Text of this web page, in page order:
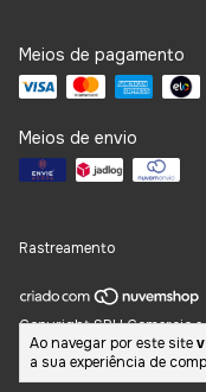
Ao navegar por este site
a sua experiência de
Meios de pagamento
Meios de envio
Rastreamento
Copyright SPH Comercio
2026. Todos os direitos